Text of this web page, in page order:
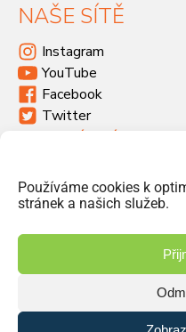
Používáme cookies k
stránek a našich služeb.
NAŠE SÍTĚ
Instagram
YouTube
Facebook
Twitter
Havlíčkova 46, 533
+420 466 951 103